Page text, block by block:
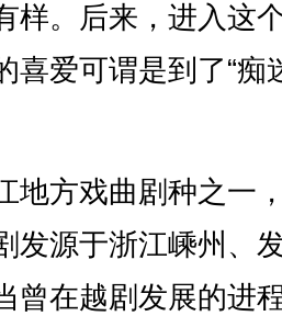
样。后来，进入这
喜爱可谓是到了“痴
方戏曲剧种之一
发源于浙江嵊州、
曾在越剧发展的进